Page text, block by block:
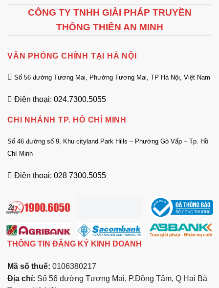
CÔNG TY TNHH GIẢI PHÁP TRUYỀN
THÔNG THIÊN AN MINH
VĂN PHÒNG CHÍNH TẠI HÀ NỘI
Số 56 đường Tương Mai, Phường Tương Mai, TP Hà Nội, Việt Nam
Điện thoại: 024.7300.5055
CHI NHÁNH TP. HỒ CHÍ MINH
Số 46 đường số 9, Khu cityland Park Hills – Phường Gò Vấp – Tp. Hồ
Chí Minh
Điện thoại: 028 7300.5055
THÔNG TIN ĐĂNG KÝ KINH DOANH
Mã số thuế: 0106380217
Địa chỉ: Số 56 đường Tương Mai, P.Đồng Tâm, Q Hai Bà